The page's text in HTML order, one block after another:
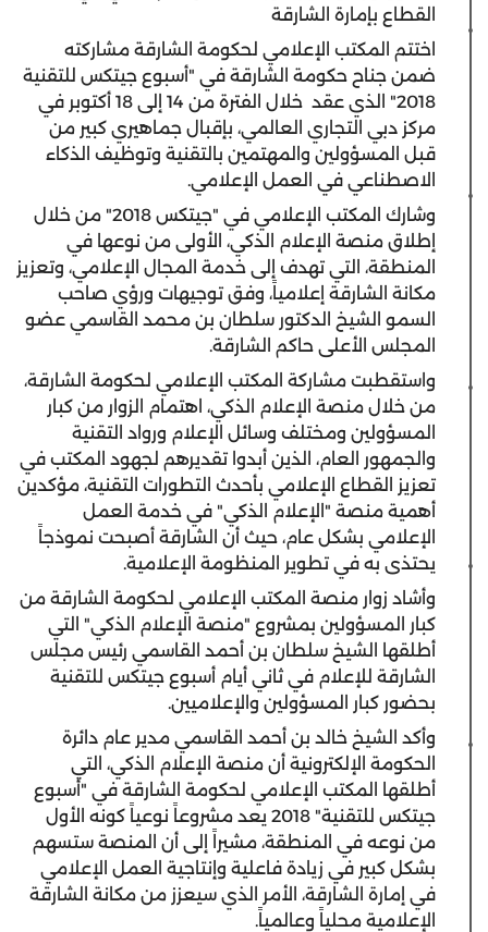
القطاع بإمارة الشارقة
اختتم المكتب الإعلامي لحكومة الشارقة مشاركته
ضمن جناح حكومة الشارقة في "أسبوع جيتكس للتقنية
2018" الذي عقد خلال الفترة من 14 إلى 18 أكتوبر في
مركز دبي التجاري العالمي، بإقبال جماهيري كبير من
قبل المسؤولين والمهتمين بالتقنية وتوظيف الذكاء
الاصطناعي في العمل الإعلامي.
وشارك المكتب الإعلامي في "جيتكس 2018" من خلال
إطلاق منصة الإعلام الذكي، الأولى من نوعها في
المنطقة، التي تهدف إلى خدمة المجال الإعلامي، وتعزيز
مكانة الشارقة إعلامياً، وفق توجيهات ورؤي صاحب
السمو الشيخ الدكتور سلطان بن محمد القاسمي عضو
المجلس الأعلى حاكم الشارقة.
واستقطبت مشاركة المكتب الإعلامي لحكومة الشارقة،
من خلال منصة الإعلام الذكي، اهتمام الزوار من كبار
المسؤولين ومختلف وسائل الإعلام ورواد التقنية
والجمهور العام، الذين أبدوا تقديرهم لجهود المكتب في
تعزيز القطاع الإعلامي بأحدث التطورات التقنية، مؤكدين
أهمية منصة "الإعلام الذكي" في خدمة العمل
الإعلامي بشكل عام، حيث أن الشارقة أصبحت نموذجاً
يحتذى به في تطوير المنظومة الإعلامية.
وأشاد زوار منصة المكتب الإعلامي لحكومة الشارقة من
كبار المسؤولين بمشروع "منصة الإعلام الذكي" التي
أطلقها الشيخ سلطان بن أحمد القاسمي رئيس مجلس
الشارقة للإعلام في ثاني أيام أسبوع جيتكس للتقنية
بحضور كبار المسؤولين والإعلاميين.
وأكد الشيخ خالد بن أحمد القاسمي مدير عام دائرة
الحكومة الإلكترونية أن منصة الإعلام الذكي، التي
أطلقها المكتب الإعلامي لحكومة الشارقة في "أسبوع
جيتكس للتقنية" 2018 يعد مشروعاً نوعياً كونه الأول
من نوعه في المنطقة، مشيراً إلى أن المنصة ستسهم
بشكل كبير في زيادة فاعلية وإنتاجية العمل الإعلامي
في إمارة الشارقة، الأمر الذي سيعزز من مكانة الشارقة
الإعلامية محلياً وعالمياً.